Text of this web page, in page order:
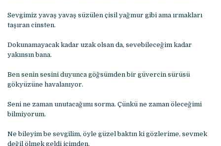
Sevgimiz yavaş yavaş süzülen çisil yağmur gibi ama ırmakları
taşıran cinsten.
Dokunamayacak kadar uzak olsan da, sevebileceğim kadar
yakınsın bana.
Ben senin sesini duyunca göğsümden bir güvercin sürüsü
gökyüzüne havalanıyor.
Seni ne zaman unutacağımı sorma. Çünkü ne zaman öleceğimi
bilmiyorum.
Ne bileyim be sevgilim, öyle güzel baktın ki gözlerime, sevmek
değil ölmek geldi içimden.